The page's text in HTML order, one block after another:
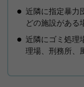
近隣に指定暴力
どの施設がある
近隣にゴミ処理
理場、刑務所、